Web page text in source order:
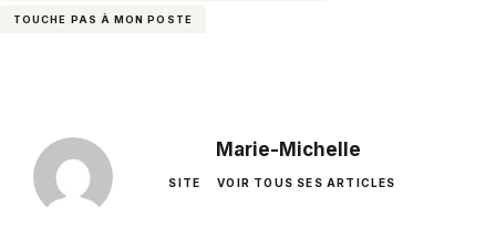
TOUCHE PAS À MON POSTE
Marie-Michelle
SITE VOIR TOUS SES ARTICLES